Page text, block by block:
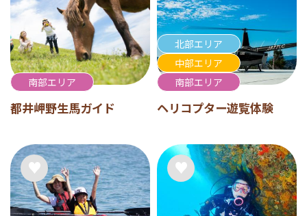
南部エリア
都井岬野生馬ガイド
北部エリア
中部エリア
南部エリア
ヘリコプター遊覧体験